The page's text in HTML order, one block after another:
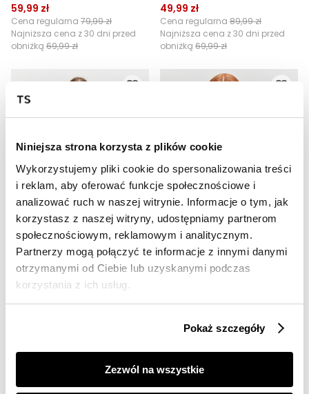
Niniejsza strona korzysta z plików cookie
Wykorzystujemy pliki cookie do spersonalizowania treści
i reklam, aby oferować funkcje społecznościowe i
analizować ruch w naszej witrynie. Informacje o tym, jak
korzystasz z naszej witryny, udostępniamy partnerom
społecznościowym, reklamowym i analitycznym.
Partnerzy mogą połączyć te informacje z innymi danymi
otrzymanymi od Ciebie lub uzyskanymi podczas
korzystania z ich usług.
Pokaż szczegóły
Zezwól na wszystkie
59,99 zł
Cena regularna 79,99 zł
Najniższa cena z 30 dni przed
obniżką 69,99 zł
49,99 zł
Cena regularna 89,99 zł
Najniższa cena z 30 dni przed
obniżką 69,99 zł
SALE
HOT
Prążkowany beżowy t-shirt
29,99 zł
Cena regularna 69,99 zł
Najniższa cena z 30 dni przed
SALE
HOT
Dopasowany sweter krótki rękaw
49,99 zł
Najniższa cena z 30 dni przed